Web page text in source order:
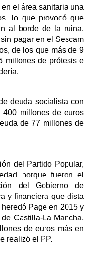
el área sanitaria una
lo que provocó que
al borde de la ruina.
pagar en el Sescam
de los que más de 9
millones de prótesis e
deuda socialista con
400 millones de euros
de 77 millones de
del Partido Popular,
porque fueron el
del Gobierno de
y financiera que dista
Page en 2015 y
Castilla-La Mancha,
de euros más en
realizó el PP.